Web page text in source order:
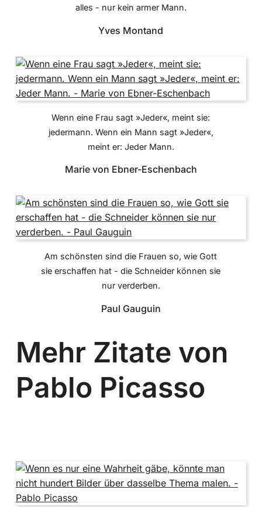
alles - nur kein armer Mann.
Yves Montand
Wenn eine Frau sagt »Jeder«, meint sie:
jedermann. Wenn ein Mann sagt »Jeder«,
meint er: Jeder Mann.
Marie von Ebner-Eschenbach
Am schönsten sind die Frauen so, wie Gott
sie erschaffen hat - die Schneider können sie
nur verderben.
Paul Gauguin
Mehr Zitate von
Pablo Picasso